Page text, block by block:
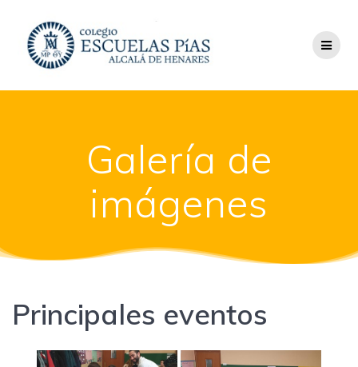
contenido
Galería de
imágenes
Principales eventos